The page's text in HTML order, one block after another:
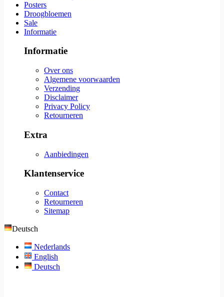
Posters
Droogbloemen
Sale
Informatie
Informatie
Over ons
Algemene voorwaarden
Verzending
Disclaimer
Privacy Policy
Retourneren
Extra
Aanbiedingen
Klantenservice
Contact
Retourneren
Sitemap
Deutsch
Nederlands
English
Deutsch